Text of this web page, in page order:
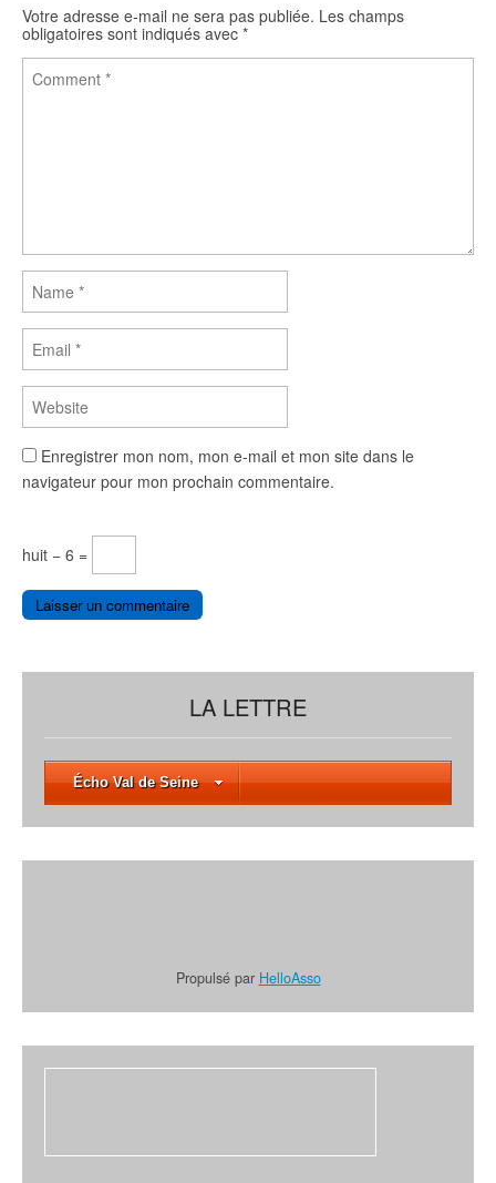
Votre adresse e-mail ne sera pas publiée. Les champs
obligatoires sont indiqués avec *
Enregistrer mon nom, mon e-mail et mon site dans le
navigateur pour mon prochain commentaire.
huit − 6 =
LA LETTRE
Écho Val de Seine
Propulsé par HelloAsso